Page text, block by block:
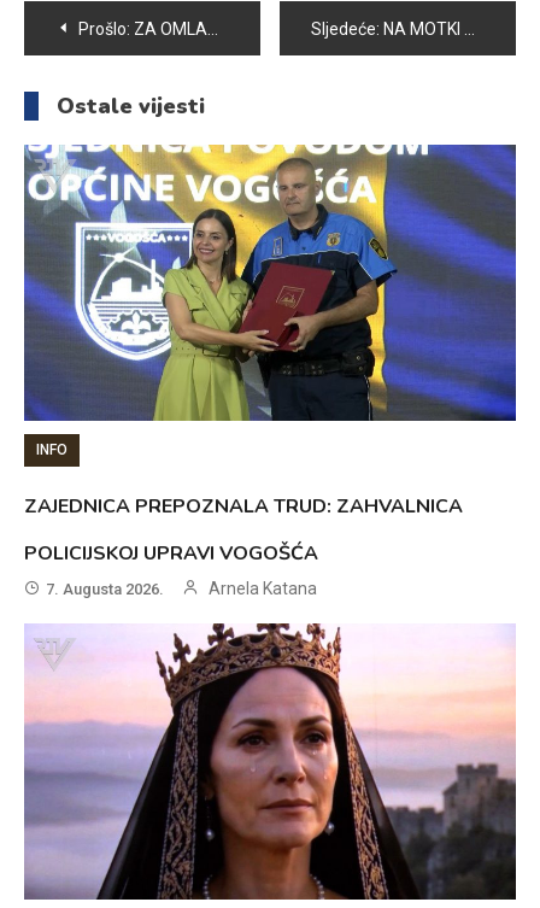
Navigacija
članaka
Prošlo: ZA OMLADINSKO UDRUŽENJE “AKTIVA 2014” PROŠLA JUBILARNA GODINA BILA JE USPJEŠNA Sljedeće: NA MOTKI ODRŽANE 7. ZIMSKE PLANINARSKE IGRE
Ostale vijesti
INFO
ZAJEDNICA PREPOZNALA TRUD: ZAHVALNICA
POLICIJSKOJ UPRAVI VOGOŠĆA
7. Augusta 2026. Arnela Katana